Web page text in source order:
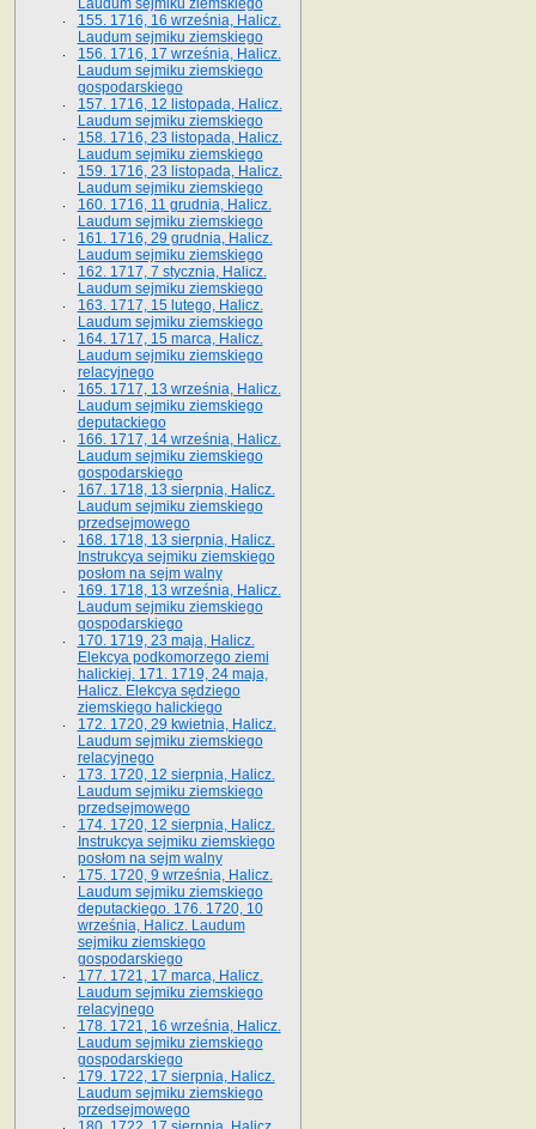
Laudum sejmiku ziemskiego
155. 1716, 16 września, Halicz.
Laudum sejmiku ziemskiego
156. 1716, 17 września, Halicz.
Laudum sejmiku ziemskiego
gospodarskiego
157. 1716, 12 listopada, Halicz.
Laudum sejmiku ziemskiego
158. 1716, 23 listopada, Halicz.
Laudum sejmiku ziemskiego
159. 1716, 23 listopada, Halicz.
Laudum sejmiku ziemskiego
160. 1716, 11 grudnia, Halicz.
Laudum sejmiku ziemskiego
161. 1716, 29 grudnia, Halicz.
Laudum sejmiku ziemskiego
162. 1717, 7 stycznia, Halicz.
Laudum sejmiku ziemskiego
163. 1717, 15 lutego, Halicz.
Laudum sejmiku ziemskiego
164. 1717, 15 marca, Halicz.
Laudum sejmiku ziemskiego
relacyjnego
165. 1717, 13 września, Halicz.
Laudum sejmiku ziemskiego
deputackiego
166. 1717, 14 września, Halicz.
Laudum sejmiku ziemskiego
gospodarskiego
167. 1718, 13 sierpnia, Halicz.
Laudum sejmiku ziemskiego
przedsejmowego
168. 1718, 13 sierpnia, Halicz.
Instrukcya sejmiku ziemskiego
posłom na sejm walny
169. 1718, 13 września, Halicz.
Laudum sejmiku ziemskiego
gospodarskiego
170. 1719, 23 maja, Halicz.
Elekcya podkomorzego ziemi
halickiej. 171. 1719, 24 maja,
Halicz. Elekcya sędziego
ziemskiego halickiego
172. 1720, 29 kwietnia, Halicz.
Laudum sejmiku ziemskiego
relacyjnego
173. 1720, 12 sierpnia, Halicz.
Laudum sejmiku ziemskiego
przedsejmowego
174. 1720, 12 sierpnia, Halicz.
Instrukcya sejmiku ziemskiego
posłom na sejm walny
175. 1720, 9 września, Halicz.
Laudum sejmiku ziemskiego
deputackiego. 176. 1720, 10
września, Halicz. Laudum
sejmiku ziemskiego
gospodarskiego
177. 1721, 17 marca, Halicz.
Laudum sejmiku ziemskiego
relacyjnego
178. 1721, 16 września, Halicz.
Laudum sejmiku ziemskiego
gospodarskiego
179. 1722, 17 sierpnia, Halicz.
Laudum sejmiku ziemskiego
przedsejmowego